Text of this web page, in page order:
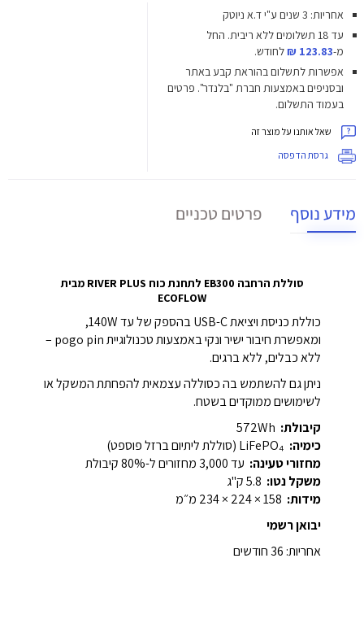
אחריות: 3 שנים ע"י ד.א ניוטק
עד 18 תשלומים ללא ריבית.
החל
מ-123.83 ₪
לחודש.
אפשרות לתשלום בהוראת קבע באתר
ובסניפים באמצעות חברת "בלנדר". פרטים
בעמוד התשלום.
שאל אותנו על מוצר זה
גרסת הדפסה
מידע נוסף פרטים טכניים
סוללת הרחבה EB300 לתחנת כוח RIVER PLUS מבית
ECOFLOW
כוללת כניסת ויציאת USB
-C בהספק של עד 140W,
ומאפשרת חיבור ישיר ונקי באמצעות טכנולוגיית pogo pin –
ללא כבלים, ללא ברגים.
ניתן גם להשתמש בה כסוללה עצמאית להפחתת המשקל או
לשימושים ממוקדים בשטח.
קיבולת:
כימיה:
מחזורי טעינה: עד 3,000 מחזורים ל-80% קיבולת
משקל נטו:
מידות:
יבואן רשמי
אחריות: 36 חודשים